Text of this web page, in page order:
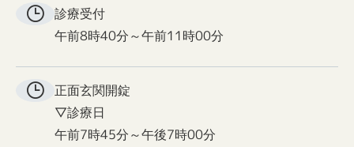
診療受付
午前8時40分～午前11時00分
正面玄関開錠
▽診療日
午前7時45分～午後7時00分